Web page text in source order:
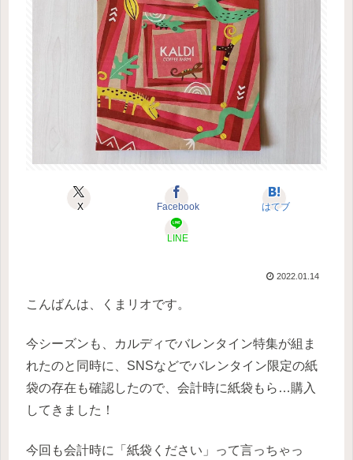
X Facebook はてブ
LINE
2022.01.14
こんばんは、くまリオです。
今シーズンも、カルディでバレンタイン特集が組ま
れたのと同時に、SNSなどでバレンタイン限定の紙
袋の存在も確認したので、会計時に紙袋もら…購入
してきました！
今回も会計時に「紙袋ください」って言っちゃっ